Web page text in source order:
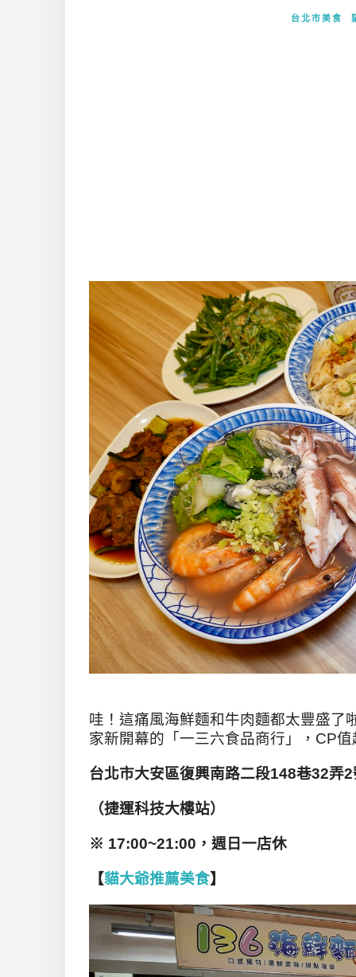
台北市美食
哇！這痛風海鮮麵和牛肉麵都太豐盛了
家新開幕的「一三六食品商行」，CP值
台北市大安區復興南路二段148巷32弄2
（捷運科技大樓站）
※ 17:00~21:00 ，週日一店休
【貓大爺推薦美食】